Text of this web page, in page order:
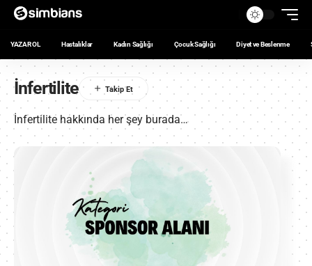
YAZAR OL Hastalıklar Kadın Sağlığı Çocuk Sağlığı Diyet ve Beslenme
İnfertilite
İnfertilite hakkında her şey burada…